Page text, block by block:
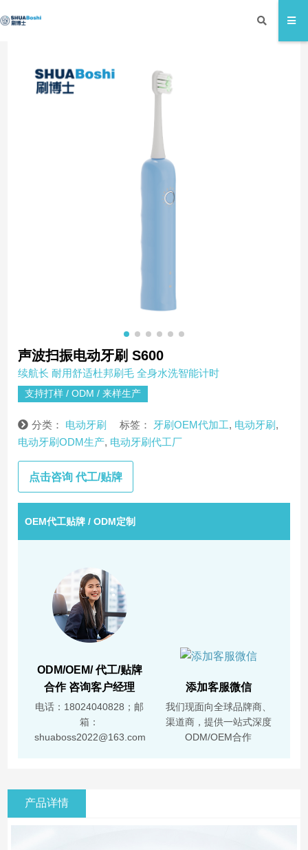
声波扫振电动牙刷 S600
续航长 耐用舒适杜邦刷毛 全身水洗智能计时
支持打样 / ODM / 来样生产
分类： 电动牙刷 标签： 牙刷OEM代加工, 电动牙刷 ,
电动牙刷ODM生产, 电动牙刷代工厂
点击咨询 代工/贴牌
OEM代工贴牌 / ODM定制
ODM/OEM/ 代工/贴牌
合作 咨询客户经理
电话：18024040828；邮
箱：
shuaboss2022@163.com
添加客服微信
我们现面向全球品牌商、
渠道商，提供一站式深度
ODM/OEM合作
产品详情